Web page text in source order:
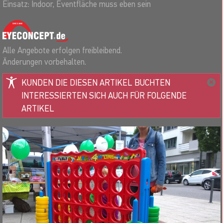
Einsatz: Indoor, Eventfläche muss eben sein
Alle Angebote erfolgen freibleibend.
Änderungen vorbehalten.
KUNDEN DIE DIESEN ARTIKEL BUCHTEN
INTERESSIERTEN SICH AUCH FÜR FOLGENDE
ARTIKEL